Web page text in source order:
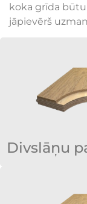
koka grīda
jāpievērš
Divslāņu